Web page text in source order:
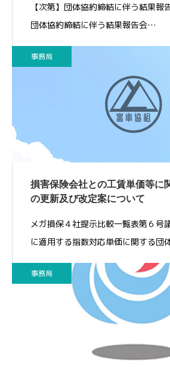
【次第】団体協約締結に伴う結果報
団体協約締結に伴う結果報告会…
事務局
損害保険会社との工賃単価等に
の更新及び改定案について
メガ損保４社提示比較一覧表第６号
に適用する指数対応単価に関する団
事務局